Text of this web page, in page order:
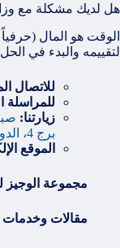
هل لديك مشكلة مع وزارة
الوقت هو المال
لتقييمه والبدء في
للاتصال
للمراسلة
زيارتنا:
برج 4، الدور 17، مكتب 65.
الموقع
مجموعة الوجيز
مقالات وخدمات